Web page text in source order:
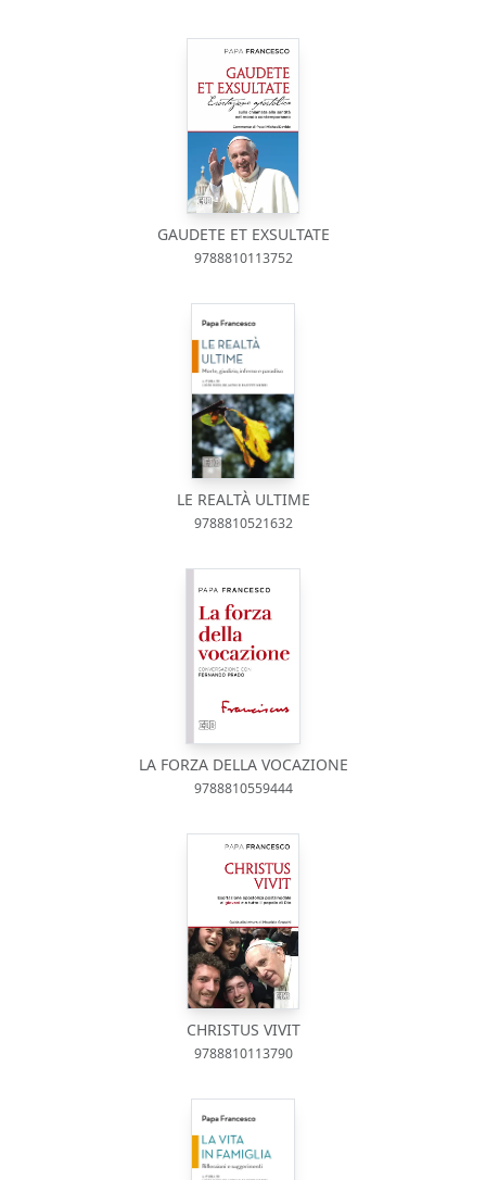
GAUDETE ET EXSULTATE
9788810113752
LE REALTÀ ULTIME
9788810521632
LA FORZA DELLA VOCAZIONE
9788810559444
CHRISTUS VIVIT
9788810113790